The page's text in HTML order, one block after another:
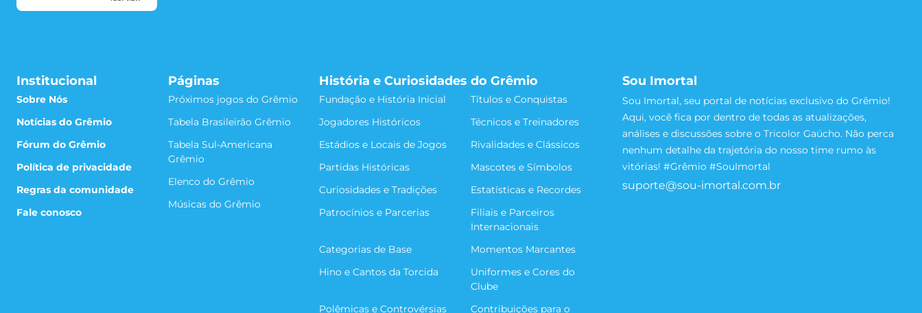
Institucional
Sobre Nós
Notícias do Grêmio
Fórum do Grêmio
Política de privacidade
Regras da comunidade
Fale conosco
Páginas
Próximos jogos do Grêmio
Tabela Brasileirão Grêmio
Tabela Sul-Americana
Grêmio
Elenco do Grêmio
Músicas do Grêmio
História e Curiosidades do Grêmio
Fundação e História Inicial
Títulos e Conquistas
Jogadores Históricos
Técnicos e Treinadores
Estádios e Locais de Jogos
Rivalidades e Clássicos
Partidas Históricas
Mascotes e Símbolos
Curiosidades e Tradições
Estatísticas e Recordes
Patrocínios e Parcerias
Filiais e Parceiros
Internacionais
Categorias de Base
Momentos Marcantes
Hino e Cantos da Torcida
Uniformes e Cores do
Clube
Polêmicas e Controvérsias
Contribuições para o
Sou Imortal
Sou Imortal, seu portal de notícias exclusivo do Grêmio!
Aqui, você fica por dentro de todas as atualizações,
análises e discussões sobre o Tricolor Gaúcho. Não perca
nenhum detalhe da trajetória do nosso time rumo às
vitórias! #Grêmio #SouImortal
suporte@sou-imortal.com.br